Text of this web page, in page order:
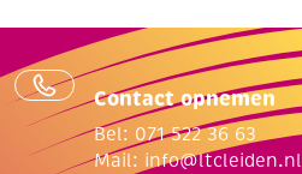
Contact opnemen
Bel: 071 522 36 63
Mail: info@ltcleiden.nl